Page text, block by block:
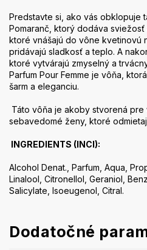
Predstavte si, ako vás obklopuje
Pomaranč, ktorý dodáva sviežosť
ktoré vnášajú do vône kvetinovú
pridávajú sladkosť a teplo. A
ktoré vytvárajú zmyselný a
Parfum Pour Femme je vôňa,
šarm a eleganciu.
Táto vôňa je akoby stvorená pre
sebavedomé ženy, ktoré
INGREDIENTS (INCI):
Alcohol Denat., Parfum, Aqua,
Linalool, Citronellol, Geraniol,
Salicylate, Isoeugenol, Citral.
Dodatočné